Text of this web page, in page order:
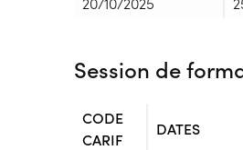
Session de
CODE
CARIF
DATES